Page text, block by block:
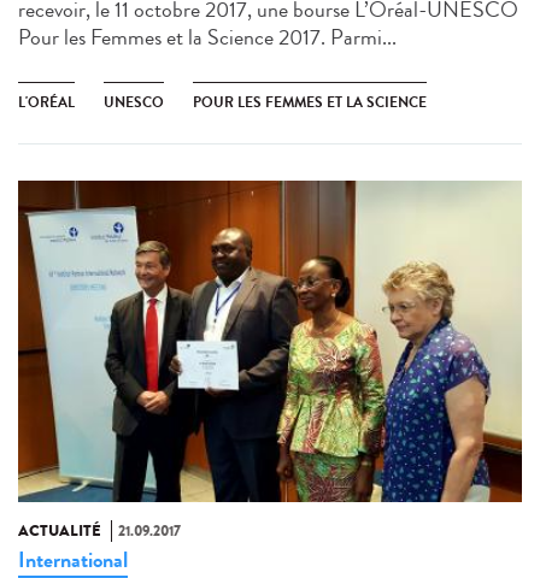
recevoir, le 11 octobre 2017, une bourse L’Oréal-UNESCO
Pour les Femmes et la Science 2017. Parmi...
L'ORÉAL UNESCO POUR LES FEMMES ET LA SCIENCE
ACTUALITÉ 21.09.2017
International